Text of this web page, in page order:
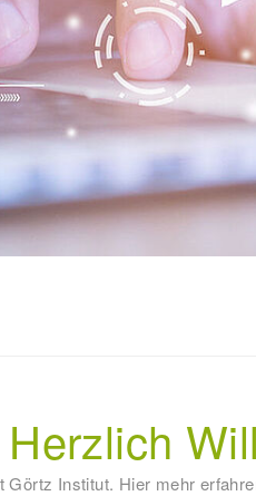
Institut. Hier mehr